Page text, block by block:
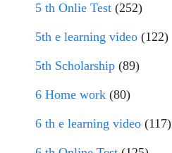
5 th Onlie Test (252)
5th e learning video (122)
5th Scholarship (89)
6 Home work (80)
6 th e learning video (117)